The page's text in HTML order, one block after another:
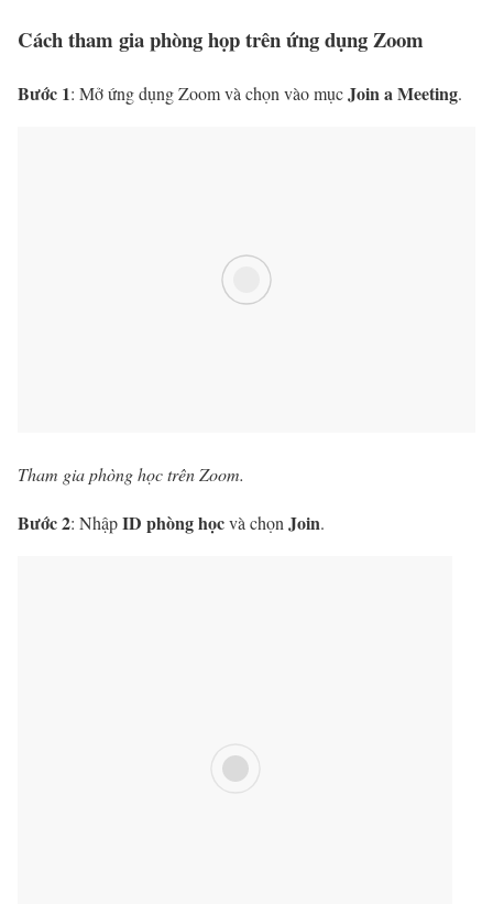
Cách tham gia phòng họp trên ứng dụng Zoom
Bước 1: Mở ứng dụng Zoom và chọn vào mụcJoin a Meeting.
Tham gia phòng học trên Zoom.
Bước 2: NhậpID phòng họcvà chọn Join.